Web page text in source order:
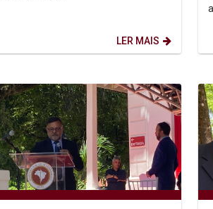
LER MAIS